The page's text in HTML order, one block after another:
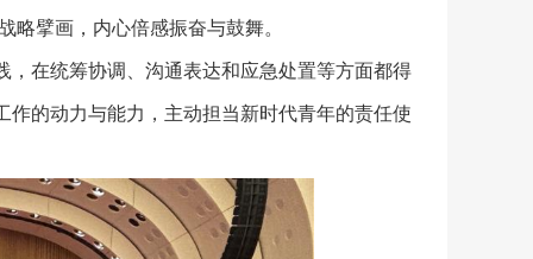
略擘画，内心倍感振奋与鼓舞。
在统筹协调、沟通表达和应急处置等方面都得
的动力与能力，主动担当新时代青年的责任使